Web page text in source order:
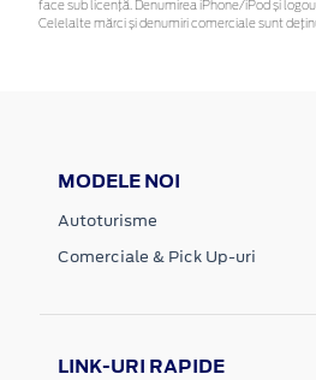
face sub licență. Denumirea iPhone/iPod și
Celelalte mărci și denumiri comerciale sunt
MODELE NOI
Autoturisme
Comerciale & Pick Up-uri
LINK-URI RAPIDE